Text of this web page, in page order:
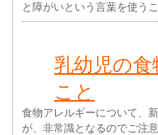
と障がいという言葉を使う
乳幼児の
こと
食物アレルギーについて、
が、非常識となるのでご注